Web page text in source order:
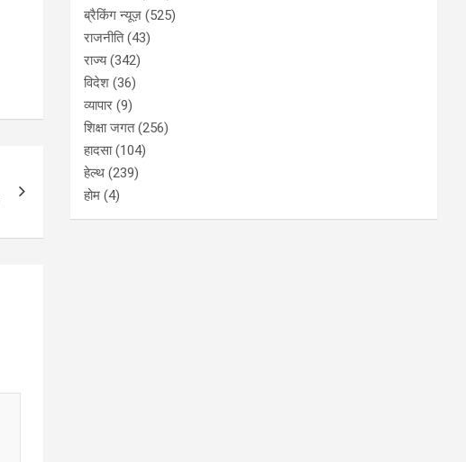
ब्रैकिंग न्यूज़ (525)
राजनीति(43)
राज्य(342)
विदेश (36)
व्यापार (9)
शिक्षा जगत(256)
हादसा(104)
हेल्थ (239)
होम (4)